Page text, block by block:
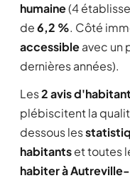
humaine(4
de6,2 %. Côté
accessibleavec un
dernières années).
Les2 avis
plébiscitent la
dessous les
habitantset toutes
habiter à